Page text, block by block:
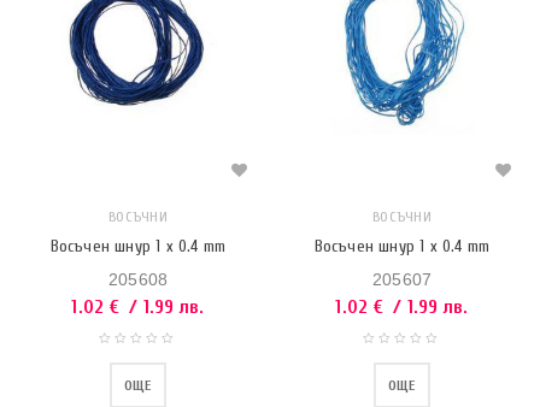
ВОСЪЧНИ
Восъчен шнур 1 x 0.4 mm
205608
1.02 € / 1.99 лв.
ОЩЕ
ВОСЪЧНИ
Восъчен шнур 1 x 0.4 mm
205607
1.02 € / 1.99 лв.
ОЩЕ